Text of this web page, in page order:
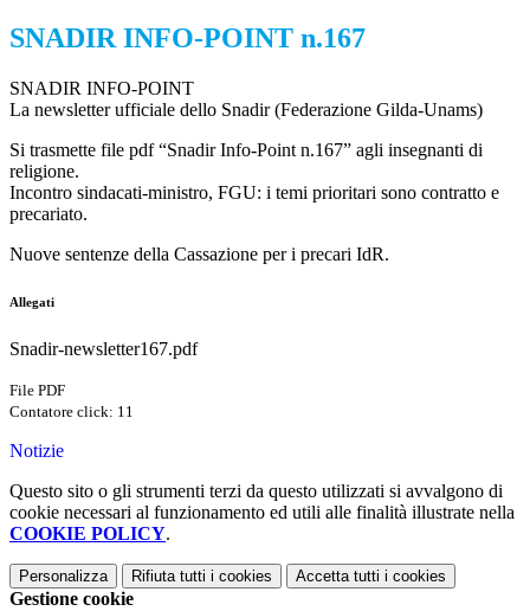
SNADIR INFO-POINT n.167
SNADIR INFO-POINT
La newsletter ufficiale dello Snadir (Federazione Gilda-Unams)
Si trasmette file pdf “Snadir Info-Point n.167” agli insegnanti di
religione.
Incontro sindacati-ministro, FGU: i temi prioritari sono contratto e
precariato.
Nuove sentenze della Cassazione per i precari IdR.
Allegati
Snadir-newsletter167.pdf
File PDF
Contatore click: 11
Notizie
Questo sito o gli strumenti terzi da questo utilizzati si avvalgono di
cookie necessari al funzionamento ed utili alle finalità illustrate nella
COOKIE POLICY.
Personalizza Rifiuta tutti i cookies Accetta tutti i cookies
Gestione cookie